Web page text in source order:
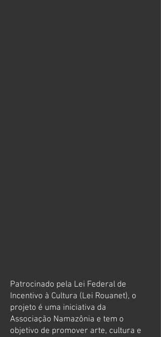
Patrocinado pela Lei Federal de
Incentivo à Cultura (Lei Rouanet), o
projeto é uma iniciativa da
Associação Namazônia e tem o
objetivo de promover arte, cultura e